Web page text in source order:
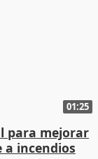
01:25
para mejorar
incendios